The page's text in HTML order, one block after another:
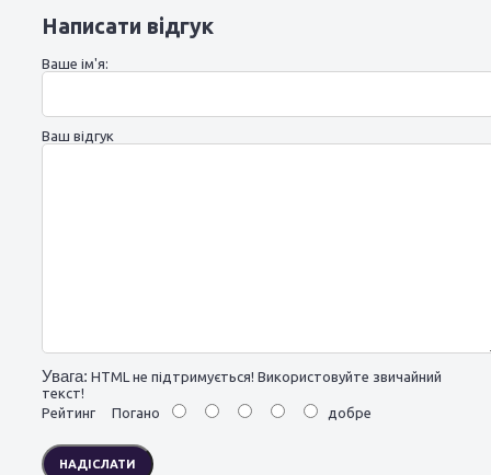
Написати відгук
Ваше ім'я:
Ваш відгук
Увага: HTML не підтримується! Використовуйте звичайний
текст!
Рейтинг Погано добре
НАДІСЛАТИ